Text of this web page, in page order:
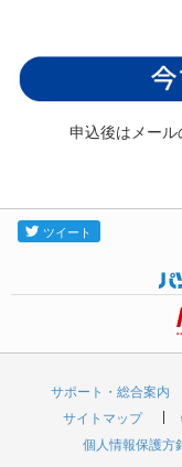
申込後はメール
サポート・総合案内
サイトマップ
個人情報保護方